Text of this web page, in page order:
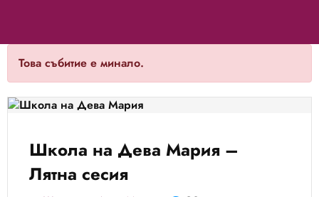
Това събитие е минало.
Школа на Дева Мария –
Лятна сесия